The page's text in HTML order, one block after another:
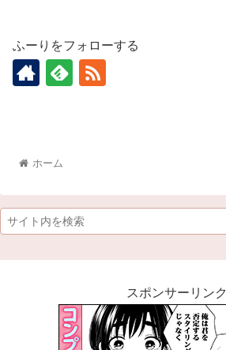
ふーりをフォローする
ホーム
スポンサーリンク